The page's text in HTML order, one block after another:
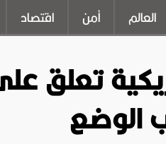
العالم أمن اقتصاد
تعلق
الوضع